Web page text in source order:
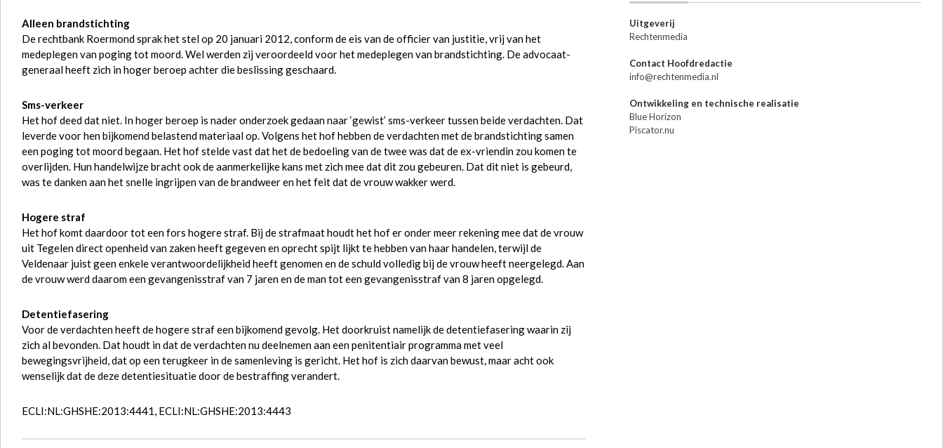
Alleen brandstichting
De rechtbank Roermond sprak het stel op 20 januari 2012, conform de eis van de officier van justitie, vrij van het
medeplegen van poging tot moord. Wel werden zij veroordeeld voor het medeplegen van brandstichting. De advocaat-
generaal heeft zich in hoger beroep achter die beslissing geschaard.
Sms-verkeer
Het hof deed dat niet. In hoger beroep is nader onderzoek gedaan naar ‘gewist’ sms-verkeer tussen beide verdachten. Dat
leverde voor hen bijkomend belastend materiaal op. Volgens het hof hebben de verdachten met de brandstichting samen
een poging tot moord begaan. Het hof stelde vast dat het de bedoeling van de twee was dat de ex-vriendin zou komen te
overlijden. Hun handelwijze bracht ook de aanmerkelijke kans met zich mee dat dit zou gebeuren. Dat dit niet is gebeurd,
was te danken aan het snelle ingrijpen van de brandweer en het feit dat de vrouw wakker werd.
Hogere straf
Het hof komt daardoor tot een fors hogere straf. Bij de strafmaat houdt het hof er onder meer rekening mee dat de vrouw
uit Tegelen direct openheid van zaken heeft gegeven en oprecht spijt lijkt te hebben van haar handelen, terwijl de
Veldenaar juist geen enkele verantwoordelijkheid heeft genomen en de schuld volledig bij de vrouw heeft neergelegd. Aan
de vrouw werd daarom een gevangenisstraf van 7 jaren en de man tot een gevangenisstraf van 8 jaren opgelegd.
Detentiefasering
Voor de verdachten heeft de hogere straf een bijkomend gevolg. Het doorkruist namelijk de detentiefasering waarin zij
zich al bevonden. Dat houdt in dat de verdachten nu deelnemen aan een penitentiair programma met veel
bewegingsvrijheid, dat op een terugkeer in de samenleving is gericht. Het hof is zich daarvan bewust, maar acht ook
wenselijk dat de deze detentiesituatie door de bestraffing verandert.
ECLI:NL:GHSHE:2013:4441, ECLI:NL:GHSHE:2013:4443
Uitgeverij
Rechtenmedia
Contact Hoofdredactie
info@rechtenmedia.nl
Ontwikkeling en technische realisatie
Blue Horizon
Piscator.nu